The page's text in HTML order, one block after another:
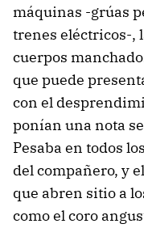
máquinas -grúas
trenes eléctricos-,
cuerpos
que puede
con el
ponían una nota
Pesaba en todos
del compañero, y
que abren sitio a
como el coro